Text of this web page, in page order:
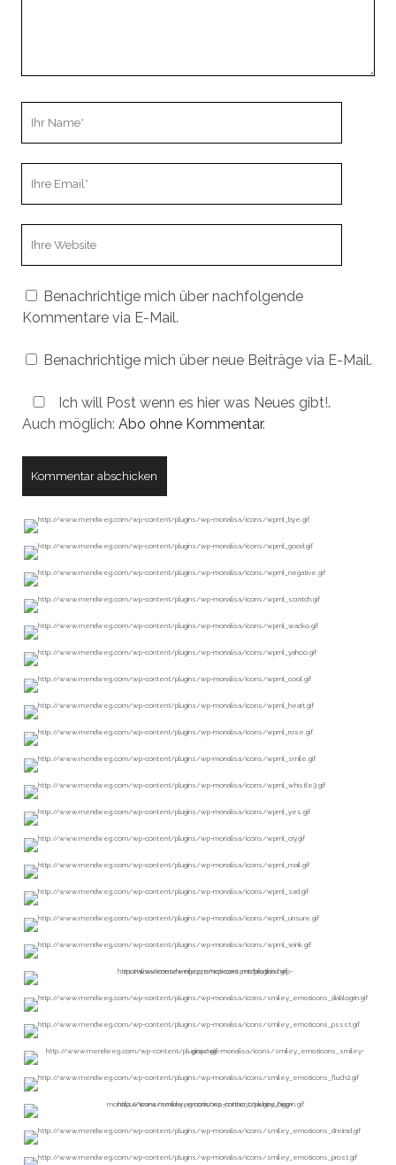
Benachrichtige mich über nachfolgende
Kommentare via E-Mail.
Benachrichtige mich über neue Beiträge via E-Mail.
Ich will Post wenn es hier was Neues gibt!.
Auch möglich: Abo ohne Kommentar.